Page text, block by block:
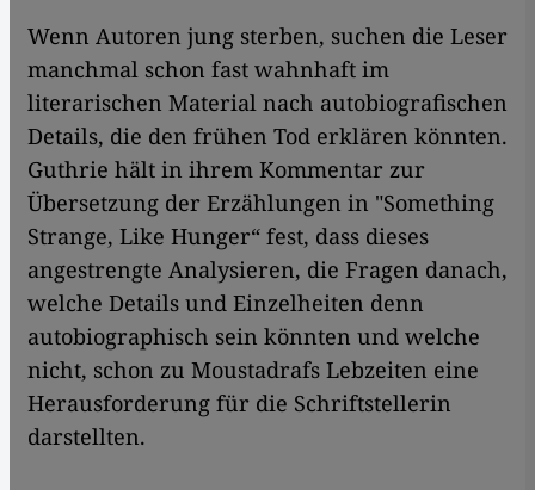
Wenn Autoren jung sterben, suchen die Leser
manchmal schon fast wahnhaft im
literarischen Material nach autobiografischen
Details, die den frühen Tod erklären könnten.
Guthrie hält in ihrem Kommentar zur
Übersetzung der Erzählungen in "Something
Strange, Like Hunger“ fest, dass dieses
angestrengte Analysieren, die Fragen danach,
welche Details und Einzelheiten denn
autobiographisch sein könnten und welche
nicht, schon zu Moustadrafs Lebzeiten eine
Herausforderung für die Schriftstellerin
darstellten.